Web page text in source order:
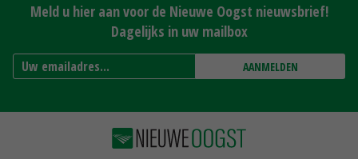
Meld u hier aan voor de Nieuwe Oogst nieuwsbrief!
Dagelijks in uw mailbox
AANMELDEN